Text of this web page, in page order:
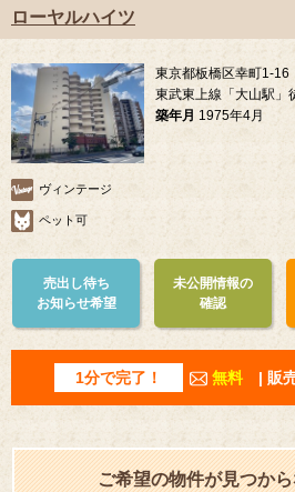
ローヤルハイツ
東京都板橋区幸町1-16
東武東上線「大山駅」
築年月 1975年4月
ヴィンテージ
ペット可
売出し待ち
お知らせ希望
未公開情報の
確認
1分で完了！ 無料 | 販
ご希望の物件が見つか